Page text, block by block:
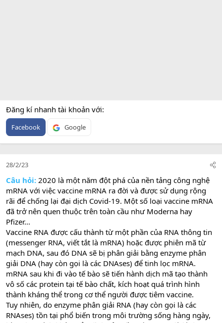
Đăng kí nhanh tài khoản với
Facebook Google
28/2/23
Câu hỏi: 2020 là một năm đột phá của nền tảng công nghệ
mRNA với việc vaccine mRNA ra đời và được sử dụng rộng
rãi để chống lại đại dịch Covid-19. Một số loại vaccine mRNA
đã trở nên quen thuộc trên toàn cầu như Moderna hay
Pfizer...
Vaccine RNA được cấu thành từ một phần của RNA thông tin
(messenger RNA, viết tắt là mRNA) hoặc được phiên mã từ
mạch DNA, sau đó DNA sẽ bị phân giải bằng enzyme phân
giải DNA (hay còn gọi là các DNAses) để tinh lọc mRNA.
mRNA sau khi đi vào tế bào sẽ tiến hành dịch mã tạo thành
vô số các protein tại tế bào chất, kích hoạt quá trình hình
thành kháng thể trong cơ thể người được tiêm vaccine.
Tuy nhiên, do enzyme phân giải RNA (hay còn gọi là các
RNAses) tồn tại phổ biến trong môi trường sống hàng ngày,